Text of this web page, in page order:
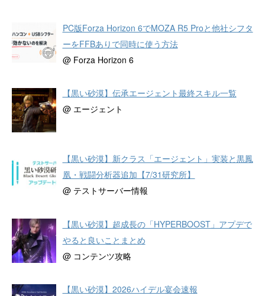
PC版Forza Horizon 6でMOZA R5 Proと他社シフタ
ーをFFBありで同時に使う方法
@ Forza Horizon 6
【黒い砂漠】伝承エージェント最終スキル一覧
@ エージェント
【黒い砂漠】新クラス「エージェント」実装と黒鳳
凰・戦闘分析器追加【7/31研究所】
@ テストサーバー情報
【黒い砂漠】超成長の「HYPERBOOST」アプデで
やると良いことまとめ
@ コンテンツ攻略
【黒い砂漠】2026ハイデル宴会速報